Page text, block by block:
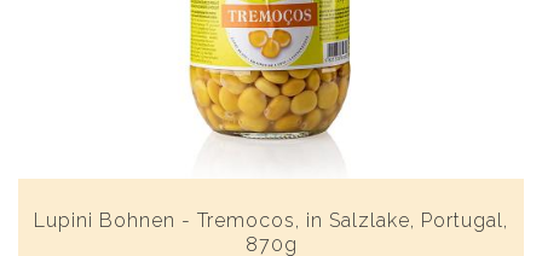
Lupini Bohnen - Tremocos, in Salzlake, Portugal,
870g